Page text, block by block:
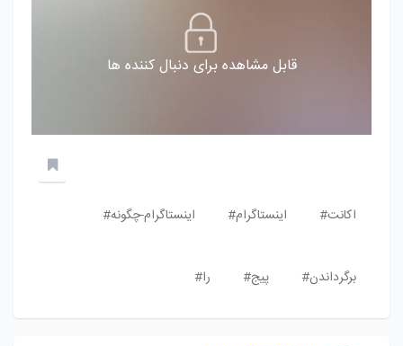
قابل مشاهده برای دنبال کننده ها
اکانت# اینستاگرام# اینستاگرام-چگونه#
برگرداندن# پیج# را#